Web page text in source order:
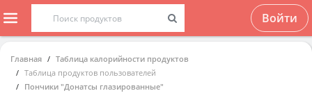
Войти
Главная
Таблица калорийности продуктов
Таблица продуктов пользователей
Пончики "Донатсы глазированные"